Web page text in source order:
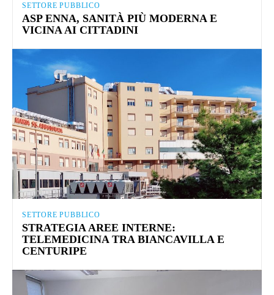
SETTORE PUBBLICO
ASP ENNA, SANITÀ PIÙ MODERNA E
VICINA AI CITTADINI
SETTORE PUBBLICO
STRATEGIA AREE INTERNE:
TELEMEDICINA TRA BIANCAVILLA E
CENTURIPE